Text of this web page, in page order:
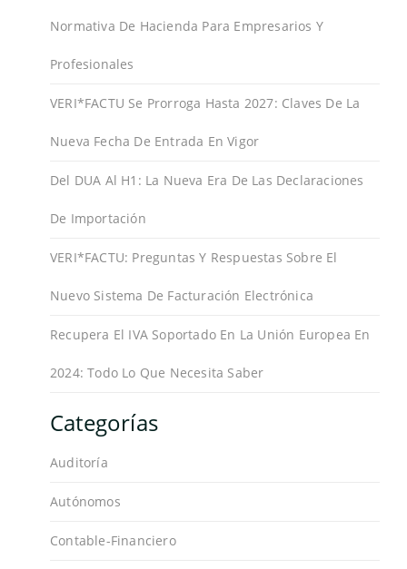
Normativa De Hacienda Para Empresarios Y
Profesionales
VERI*FACTU Se Prorroga Hasta 2027: Claves De La
Nueva Fecha De Entrada En Vigor
Del DUA Al H1: La Nueva Era De Las Declaraciones
De Importación
VERI*FACTU: Preguntas Y Respuestas Sobre El
Nuevo Sistema De Facturación Electrónica
Recupera El IVA Soportado En La Unión Europea En
2024: Todo Lo Que Necesita Saber
Categorías
Auditoría
Autónomos
Contable-Financiero